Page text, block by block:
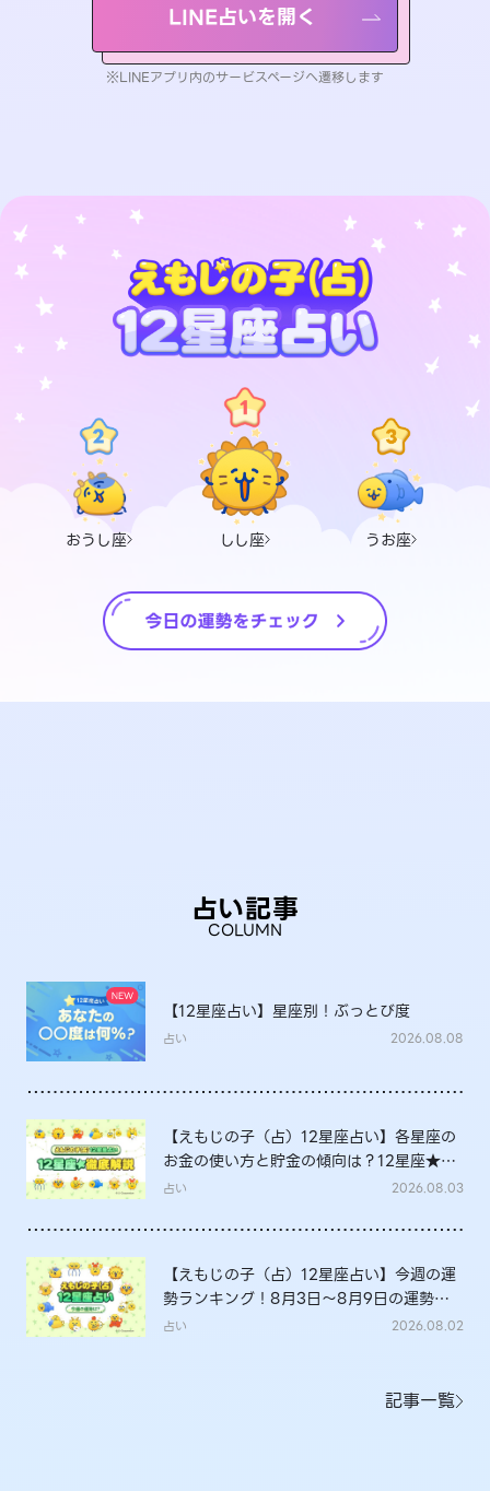
LINE占いを開く
※LINEアプリ内のサービスページへ遷移します
おうし座 しし座 うお座
占い記事
COLUMN
【12星座占い】星座別！ぶっとび度
占い 2026.08.08
【えもじの子（占）12星座占い】各星座の
お金の使い方と貯金の傾向は？12星座★徹
底解説
占い 2026.08.03
【えもじの子（占）12星座占い】今週の運
勢ランキング！8月3日～8月9日の運勢
は？
占い 2026.08.02
記事一覧